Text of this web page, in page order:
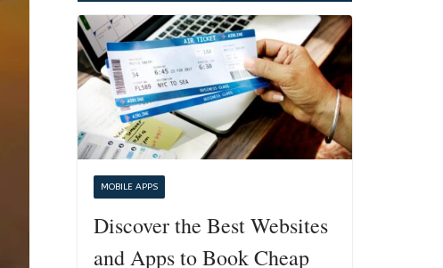
MOBILE APPS
Discover the Best Websites
and Apps to Book Cheap